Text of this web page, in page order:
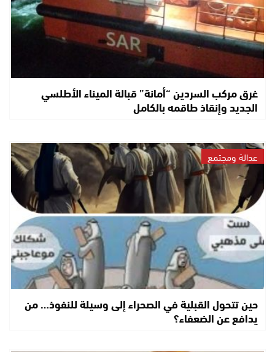
غرق مركب السردين “أمانة” قبالة الميناء الأطلسي
الجديد وإنقاذ طاقمه بالكامل
عدالة ومجتمع
حين تتحول القبلية في الصحراء إلى وسيلة للنفوذ… من
يدافع عن الضعفاء؟